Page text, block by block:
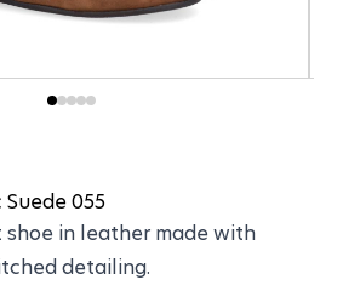
Cognac
Suede 055
in leather made with
detailing.